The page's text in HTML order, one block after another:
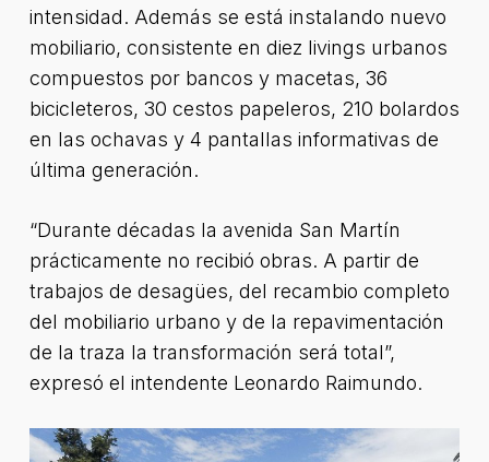
intensidad. Además se está instalando nuevo
mobiliario, consistente en diez livings urbanos
compuestos por bancos y macetas, 36
bicicleteros, 30 cestos papeleros, 210 bolardos
en las ochavas y 4 pantallas informativas de
última generación.
“Durante décadas la avenida San Martín
prácticamente no recibió obras. A partir de
trabajos de desagües, del recambio completo
del mobiliario urbano y de la repavimentación
de la traza la transformación será total”,
expresó el intendente Leonardo Raimundo.